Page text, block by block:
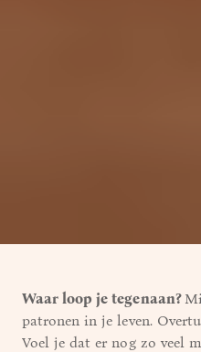
Waar loop je tegenaan?
patronen in je leven.
Voel je dat er nog zo veel